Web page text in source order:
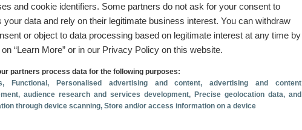
and cookie identifiers. Some partners do not ask for your consent to
your data and rely on their legitimate business interest. You can withdraw
or object to data processing based on legitimate interest at any time by
“Learn More” or in our Privacy Policy on this website.
partners process data for the following purposes:
, Functional, Personalised advertising and content, advertising and content
audience research and services development, Precise geolocation data, and
through device scanning, Store and/or access information on a device